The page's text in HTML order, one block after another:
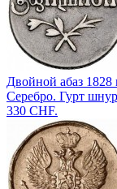
Двойной абаз 1828
Серебро. Гурт
330 CHF.